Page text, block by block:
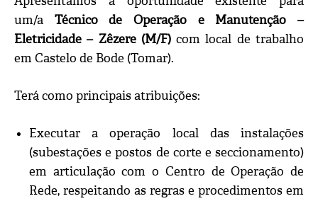
um/a Técnico de Operação e Manutenção –
Eletricidade – Zêzere (M/F)com local de trabalho
em Castelo de Bode (Tomar).
Terá como principais atribuições:
Executar a operação local das instalações
(subestações e postos de corte e seccionamento)
em articulação com o Centro de Operação de
Rede, respeitando as regras e procedimentos em